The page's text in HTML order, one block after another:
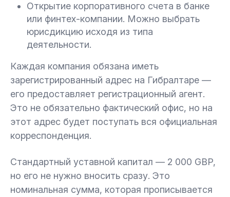
Открытие корпоративного счета в банке
или финтех-компании. Можно выбрать
юрисдикцию исходя из типа
деятельности.
Каждая компания обязана иметь
зарегистрированный адрес на Гибралтаре —
его предоставляет регистрационный агент.
Это не обязательно фактический офис, но на
этот адрес будет поступать вся официальная
корреспонденция.
Стандартный уставной капитал — 2 000 GBP,
но его не нужно вносить сразу. Это
номинальная сумма, которая прописывается